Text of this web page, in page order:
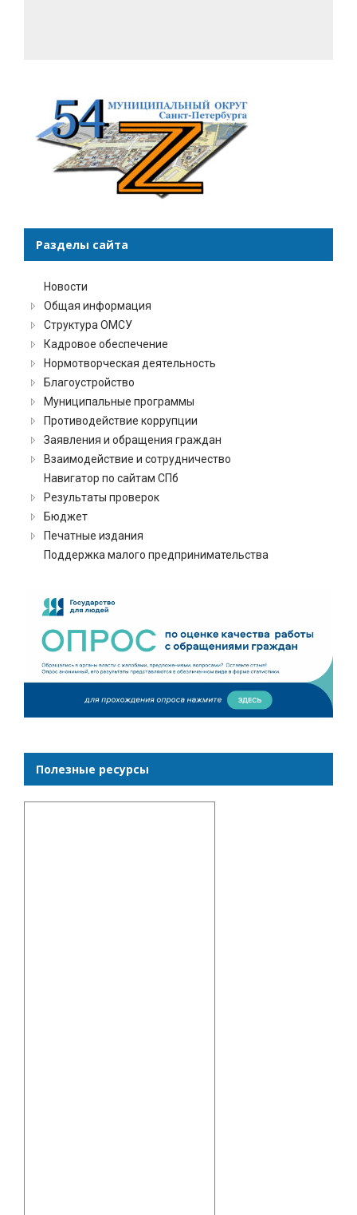
Разделы сайта
Новости
Общая информация
Структура ОМСУ
Кадровое обеспечение
Нормотворческая деятельность
Благоустройство
Муниципальные программы
Противодействие коррупции
Заявления и обращения граждан
Взаимодействие и сотрудничество
Навигатор по сайтам СПб
Результаты проверок
Бюджет
Печатные издания
Поддержка малого предпринимательства
Полезные ресурсы